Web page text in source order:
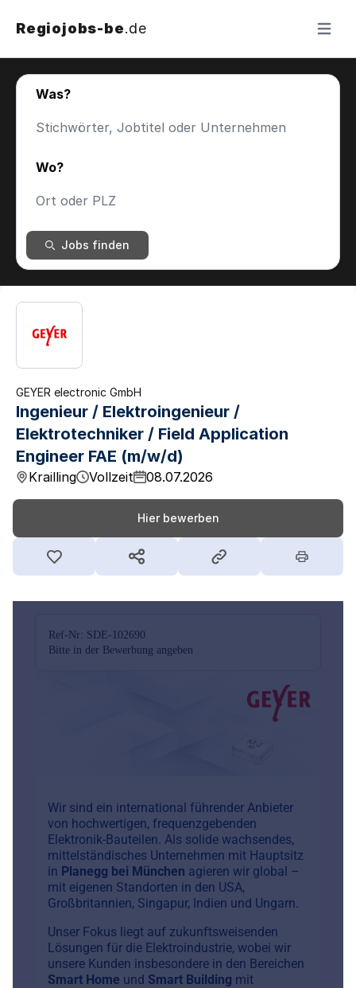
Regiojobs-be.de Menü
Was?
Wo?
Jobs finden
GEYER electronic GmbH
Ingenieur / Elektroingenieur /
Elektrotechniker / Field Application
Engineer FAE (m/w/d)
Krailling Vollzeit 08.07.2026
Hier bewerben